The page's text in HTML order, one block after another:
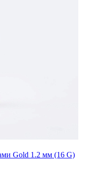
Gold 1.2 мм (16 G)